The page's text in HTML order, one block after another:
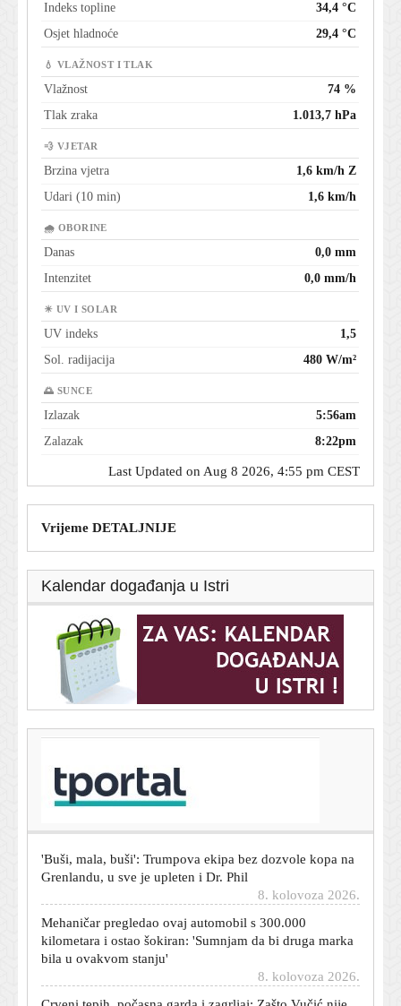
Indeks topline
34,4 °C
Osjet hladnoće
29,4 °C
💧 VLAŽNOST I TLAK
Vlažnost
74 %
Tlak zraka
1.013,7 hPa
💨 VJETAR
Brzina vjetra
1,6 km/h Z
Udari (10 min)
1,6 km/h
🌧 OBORINE
Danas
0,0 mm
Intenzitet
0,0 mm/h
☀ UV I SOLAR
UV indeks
1,5
Sol. radijacija
480 W/m²
🌅 SUNCE
Izlazak
5:56am
Zalazak
8:22pm
Last Updated on Aug 8 2026, 4:55 pm CEST
Vrijeme DETALJNIJE
Kalendar događanja u Istri
Istra stiže na Hajduk bez straha, iz Pule poručuju:
'Moramo biti na 100 posto'
Grenlandu, u sve je upleten i Dr. Phil
Mehaničar pregledao ovaj automobil s 300.000
kilometara i ostao šokiran: 'Sumnjam da bi druga marka
bila u ovakvom stanju'
Crveni tepih, počasna garda i zagrljaj: Zašto Vučić nije